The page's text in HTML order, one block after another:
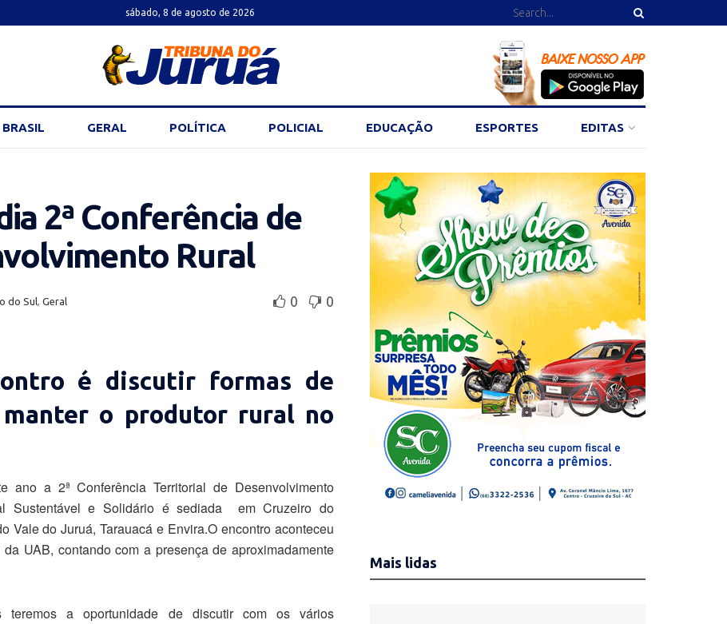
sábado, 8 de agosto de 2026
BRASIL GERAL POLÍTICA POLICIAL EDUCAÇÃO ESPORTES EDITAS
2ª Conferência de
Rural
do Sul Geral 0 0
é discutir formas de
o produtor rural no
ano a 2ª Conferência Territorial de Desenvolvimento
Sustentável e Solidário é sediada em Cruzeiro do
Vale do Juruá, Tarauacá e Envira.O encontro aconteceu
UAB, contando com a presença de aproximadamente
teremos a oportunidade de discutir com os vários
Mais lidas